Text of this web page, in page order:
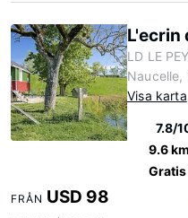
L'ecrin
LD LE
Naucelle,
Visa karta
7.8/
9.6 km
FRÅN USD 98